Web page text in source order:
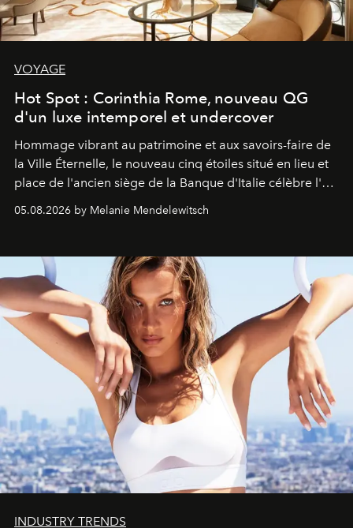
VOYAGE
Hot Spot : Corinthia Rome, nouveau QG
d'un luxe intemporel et undercover
Hommage vibrant au patrimoine et aux savoirs-faire de
la Ville Éternelle, le nouveau cinq étoiles situé en lieu et
place de l'ancien siège de la Banque d'Italie célèbre l'art
de vivre Romain dans toute son élégance intemporelle.
05.08.2026 by Melanie Mendelewitsch
INDUSTRY TRENDS